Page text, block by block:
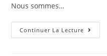
Nous sommes…
Continuer La Lecture